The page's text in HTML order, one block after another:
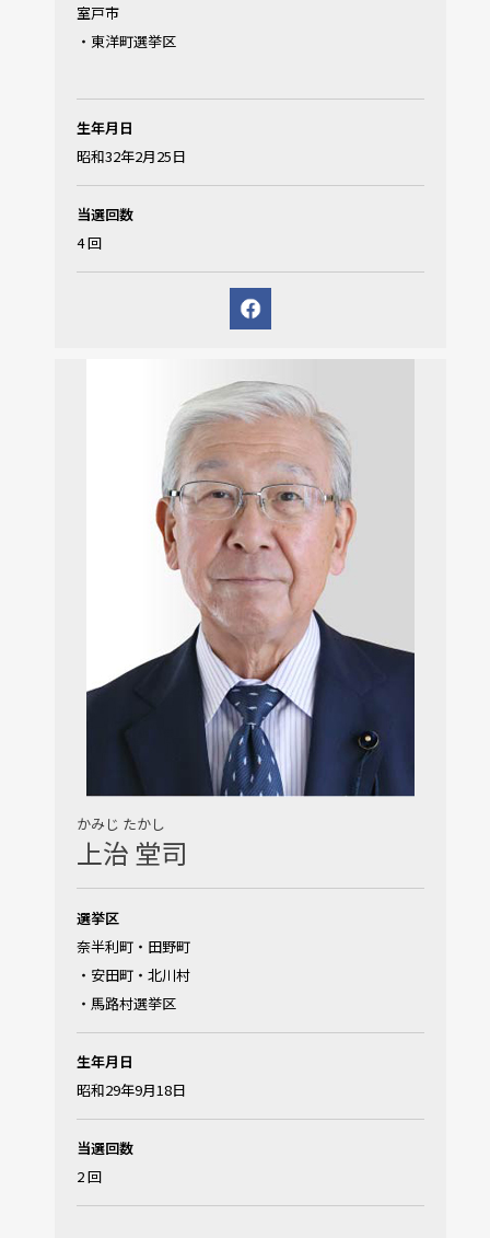
室戸市
・東洋町選挙区
生年月日
昭和32年2月25日
当選回数
4 回
かみじ たかし
上治 堂司
選挙区
奈半利町・田野町
・安田町・北川村
・馬路村選挙区
生年月日
昭和29年9月18日
当選回数
2 回